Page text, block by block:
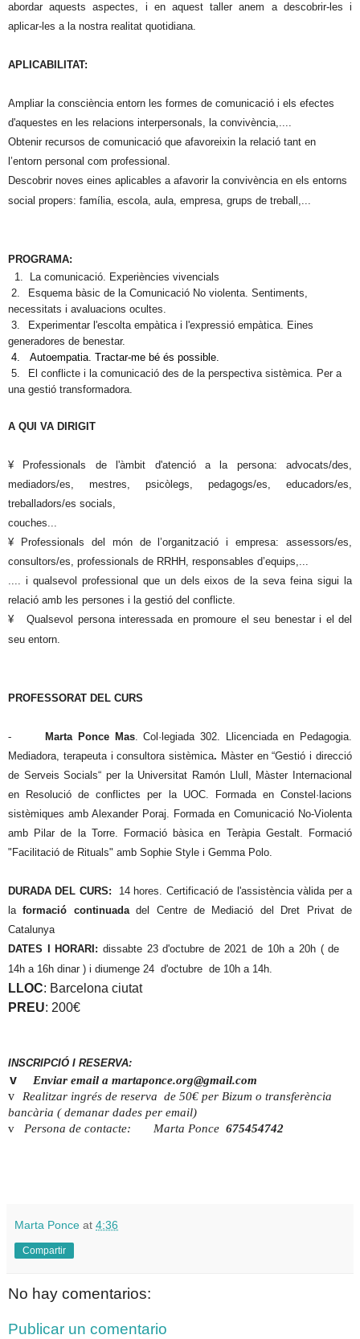
abordar aquests aspectes, i en aquest taller anem a descobrir-les i
aplicar-les a la nostra realitat quotidiana.
APLICABILITAT:
Ampliar la consciència entorn les formes de comunicació i els efectes
d'aquestes en les relacions interpersonals, la convivència,....
Obtenir recursos de comunicació que afavoreixin la relació tant en
l’entorn personal com professional.
Descobrir noves eines aplicables a afavorir la convivència en els entorns
social propers: família, escola, aula, empresa, grups de treball,...
PROGRAMA:
1.
La comunicació. Experiències vivencials
2.
Esquema bàsic de la Comunicació No violenta. Sentiments,
necessitats i avaluacions ocultes.
3.
Experimentar l'escolta empàtica i l'expressió empàtica. Eines
generadores de benestar.
4. Autoempatia. Tractar-me bé és possible.
5.
El conflicte i la comunicació des de la perspectiva sistèmica. Per a
una gestió transformadora.
A QUI VA DIRIGIT
¥ Professionals de l'àmbit d'atenció a la persona: advocats/des,
mediadors/es, mestres, psicòlegs, pedagogs/es, educadors/es,
treballadors/es socials,
couches...
¥ Professionals del món de l’organització i empresa: assessors/es,
consultors/es, professionals de RRHH, responsables d’equips,...
.... i qualsevol professional que un dels eixos de la seva feina sigui la
relació amb les persones i la gestió del conflicte.
¥ Qualsevol persona interessada en promoure el seu benestar i el del
seu entorn.
PROFESSORAT DEL CURS
- Marta Ponce Mas. Col·legiada 302. Llicenciada en Pedagogia.
Mediadora, terapeuta i consultora sistèmica. Màster en “Gestió i direcció
de Serveis Socials“ per la Universitat Ramón Llull, Màster Internacional
en Resolució de conflictes per la UOC.
Formada en Constel·lacions
sistèmiques amb Alexander Poraj. Formada en Comunicació No-Violenta
amb Pilar de la Torre. Formació bàsica en Teràpia Gestalt. Formació
"Facilitació de Rituals" amb Sophie Style i Gemma Polo.
DURADA DEL CURS: 14 hores. Certificació de l'assistència vàlida per a
laformació continuadadel Centre de Mediació del Dret Privat de
Catalunya
DATES I HORARI: dissabte 23 d'octubre de 2021 de 10h a 20h ( de
14h a 16h dinar ) i diumenge 24 d'octubre de 10h a 14h.
LLOC: Barcelona ciutat
PREU: 200€
INSCRIPCIÓ I RESERVA:
v Enviar email a martaponce.org@gmail.com
v
Realitzar ingrés de reserva de 50€ per Bizum o transferència
bancària ( demanar dades per email)
v
Persona de contacte: Marta Ponce 675454742
Marta Ponce at 4:36
Compartir
No hay comentarios:
Publicar un comentario